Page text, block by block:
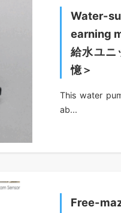
Water-
earning
給水ユニ
憶＞
This water
ab...
Free-